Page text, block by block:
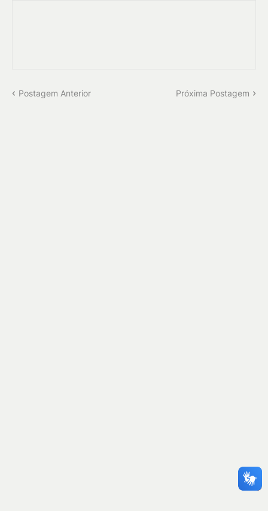
Postagem Anterior Próxima Postagem